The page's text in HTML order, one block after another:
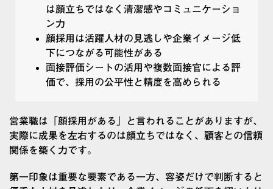
は顔立ちではなく清潔感やコミュニケーショ
ン力
顔採用は活躍人材の見逃しや企業イメージ低
下につながる可能性がある
面接評価シートの活用や複数面接官による評
価で、採用の公平性と精度を高められる
営業職は「顔採用がある」と言われることがありますが、
実際に成果を左右するのは顔立ちではなく、顧客との信頼
関係を築く力です。
第一印象は重要な要素である一方、容姿だけで判断すると